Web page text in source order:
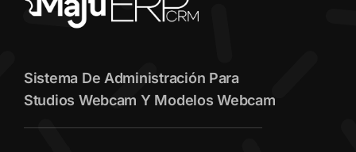
Sistema De Administración Para
Studios Webcam Y Modelos Webcam